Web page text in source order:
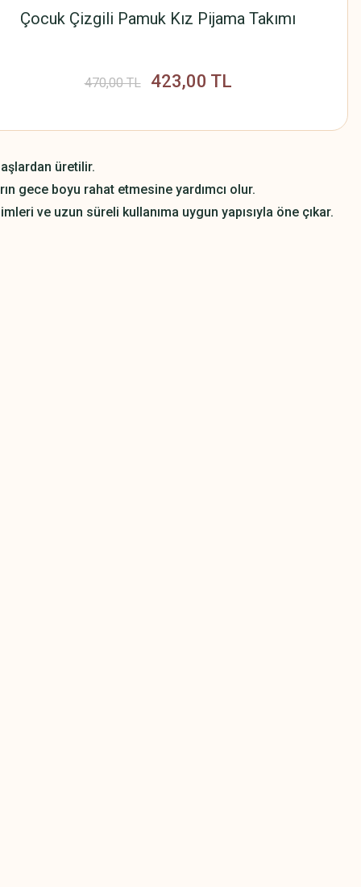
Çocuk Çizgili Pamuk Kız Pijama Takımı
470,00 TL 423,00 TL
üretilir.
gece boyu rahat etmesine yardımcı olur.
ve uzun süreli kullanıma uygun yapısıyla öne çıkar.